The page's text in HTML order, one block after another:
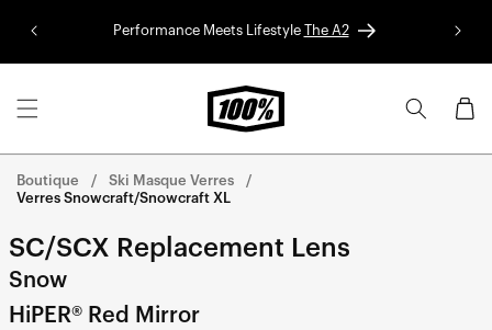
contenu
Performance Meets Lifestyle The A2
Panier
Boutique
Ski Masque Verres
Verres Snowcraft/Snowcraft XL
SC/SCX Replacement Lens
Snow
HiPER® Red Mirror